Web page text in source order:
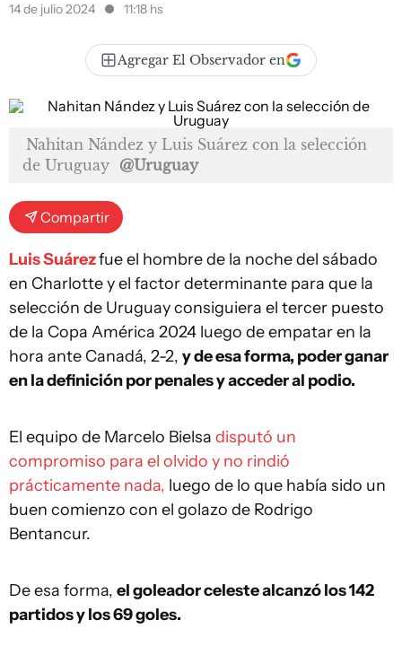
14 de julio 2024 11:18 hs
Agregar El Observador en
Nahitan Nández y Luis Suárez con la selección
de Uruguay @Uruguay
Compartir
Luis Suárezfue el hombre de la noche del sábado
en Charlotte y el factor determinante para que la
selección de Uruguay consiguiera el tercer puesto
de la Copa América 2024 luego de empatar en la
hora ante Canadá, 2-2, y de esa forma, poder ganar
en la definición por penales y acceder al podio.
El equipo de Marcelo Bielsa disputó un
compromiso para el olvido y no rindió
prácticamente nada, luego de lo que había sido un
buen comienzo con el golazo de Rodrigo
Bentancur.
De esa forma, el goleador celeste alcanzó los 142
partidos y los 69 goles.